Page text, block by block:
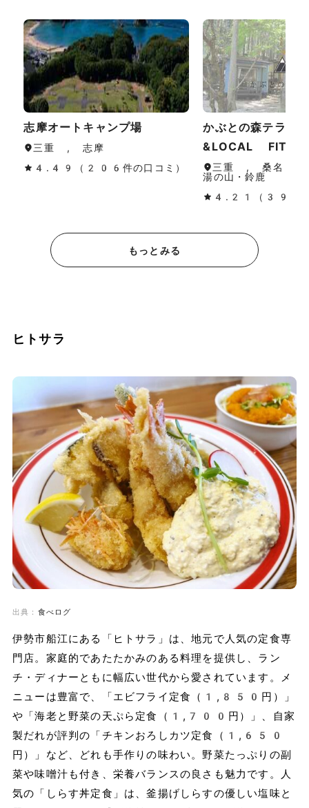
志摩オートキャンプ場
三重 , 志摩
4.49（206件の口コミ）
かぶとの森テラ
&LOCAL
三重 , 桑名・長
湯の山・鈴鹿
4.21（396件
もっとみる
ヒトサラ
出典： 食べログ
伊勢市船江にある「ヒトサラ」は、地元で人気の定食専
門店。家庭的であたたかみのある料理を提供し、ラン
チ・ディナーともに幅広い世代から愛されています。メ
ニューは豊富で、「エビフライ定食（1,850円）」
や「海老と野菜の天ぷら定食（1,700円）」、自家
製だれが評判の「チキンおろしカツ定食（1,650
円）」など、どれも手作りの味わい。野菜たっぷりの副
菜や味噌汁も付き、栄養バランスの良さも魅力です。人
気の「しらす丼定食」は、釜揚げしらすの優しい塩味と